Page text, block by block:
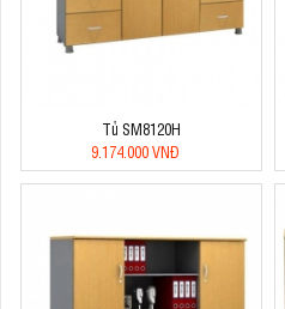
Tủ SM8120H
9.174.000 VNĐ